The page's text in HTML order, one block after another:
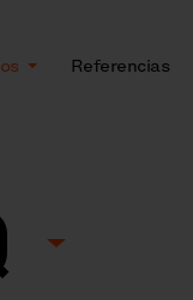
Referencias